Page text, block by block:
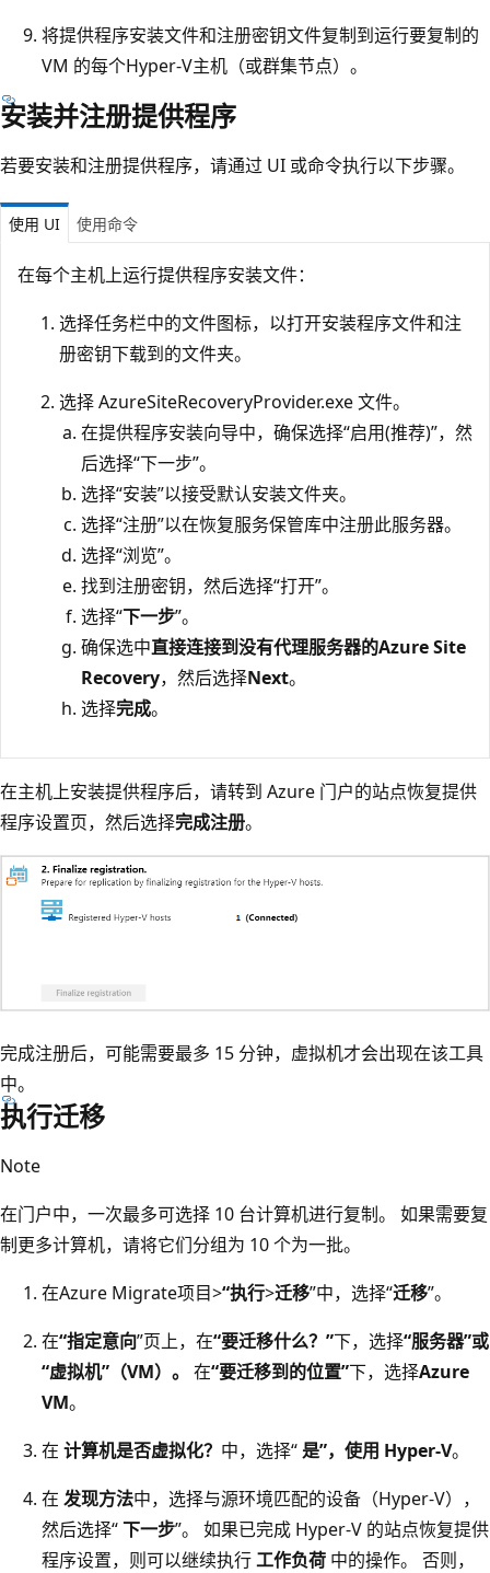
将提供程序安装文件和注册密钥文件复制到运行要复制的
VM 的每个Hyper-V主机（或群集节点）。
安装并注册提供程序
若要安装和注册提供程序，请通过 UI 或命令执行以下步骤。
使用 UI 使用命令
在每个主机上运行提供程序安装文件：
选择任务栏中的文件图标，以打开安装程序文件和注
册密钥下载到的文件夹。
选择 AzureSiteRecoveryProvider.exe文件。
在提供程序安装向导中，确保选择“启用(推荐)”，然
后选择“下一步”。
选择“安装”以接受默认安装文件夹。
选择“注册”以在恢复服务保管库中注册此服务器。
选择“浏览”。
找到注册密钥，然后选择“打开”。
选择“下一步”。
确保选中直接连接到没有代理服务器的Azure Site
Recovery，然后选择Next。
选择完成。
在主机上安装提供程序后，请转到 Azure 门户的站点恢复提供
程序设置页，然后选择完成注册。
完成注册后，可能需要最多 15 分钟，虚拟机才会出现在该工具
中。
执行迁移
Note
在门户中，一次最多可选择 10 台计算机进行复制。 如果需要复
制更多计算机，请将它们分组为 10 个为一批。
在Azure Migrate项目>“执行>迁移”中，选择“迁移”。
在“指定意向”页上，在“要迁移什么？”下，选择“服务器”或
“虚拟机”（VM）。 在“要迁移到的位置”下，选择Azure
VM。
在 计算机是否虚拟化？ 中，选择“ 是”，使用 Hyper-V。
在 发现方法中，选择与源环境匹配的设备（Hyper-V），
然后选择“下一步”。 如果已完成 Hyper-V 的站点恢复提供
程序设置，则可以继续执行工作负荷 中的操作。 否则，